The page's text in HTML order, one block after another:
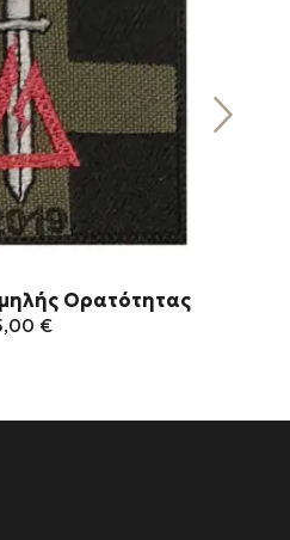
Ορατότητας
€
προϊόν